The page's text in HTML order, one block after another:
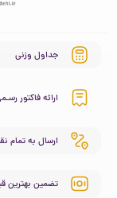
جداول وزنی
ارائه فاکتور
ارسال به تمام
تضمین بهترین